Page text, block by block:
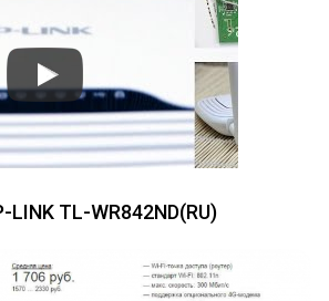
TL-WR842ND(RU)